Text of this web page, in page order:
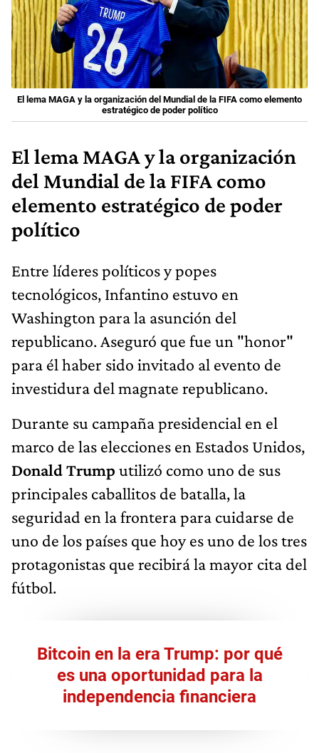
El lema MAGA y la organización del Mundial de la FIFA como elemento
estratégico de poder político
El lema MAGA y la organización
del Mundial de la FIFA como
elemento estratégico de poder
político
Entre líderes políticos y popes
tecnológicos, Infantino estuvo en
Washington para la asunción del
republicano. Aseguró que fue un "honor"
para él haber sido invitado al evento de
investidura del magnate republicano.
Durante su campaña presidencial en el
marco de las elecciones en Estados Unidos,
Donald Trump utilizó como uno de sus
principales caballitos de batalla, la
seguridad en la frontera para cuidarse de
uno de los países que hoy es uno de los tres
protagonistas que recibirá la mayor cita del
fútbol.
Bitcoin en la era Trump: por qué
es una oportunidad para la
independencia financiera